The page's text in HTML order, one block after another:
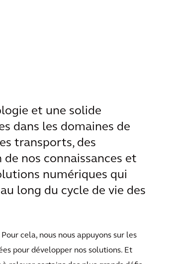
et une solide
dans les domaines de
transports, des
nos connaissances et
numériques qui
long du cycle de vie des
cela, nous nous appuyons sur les
pour développer nos solutions. Et